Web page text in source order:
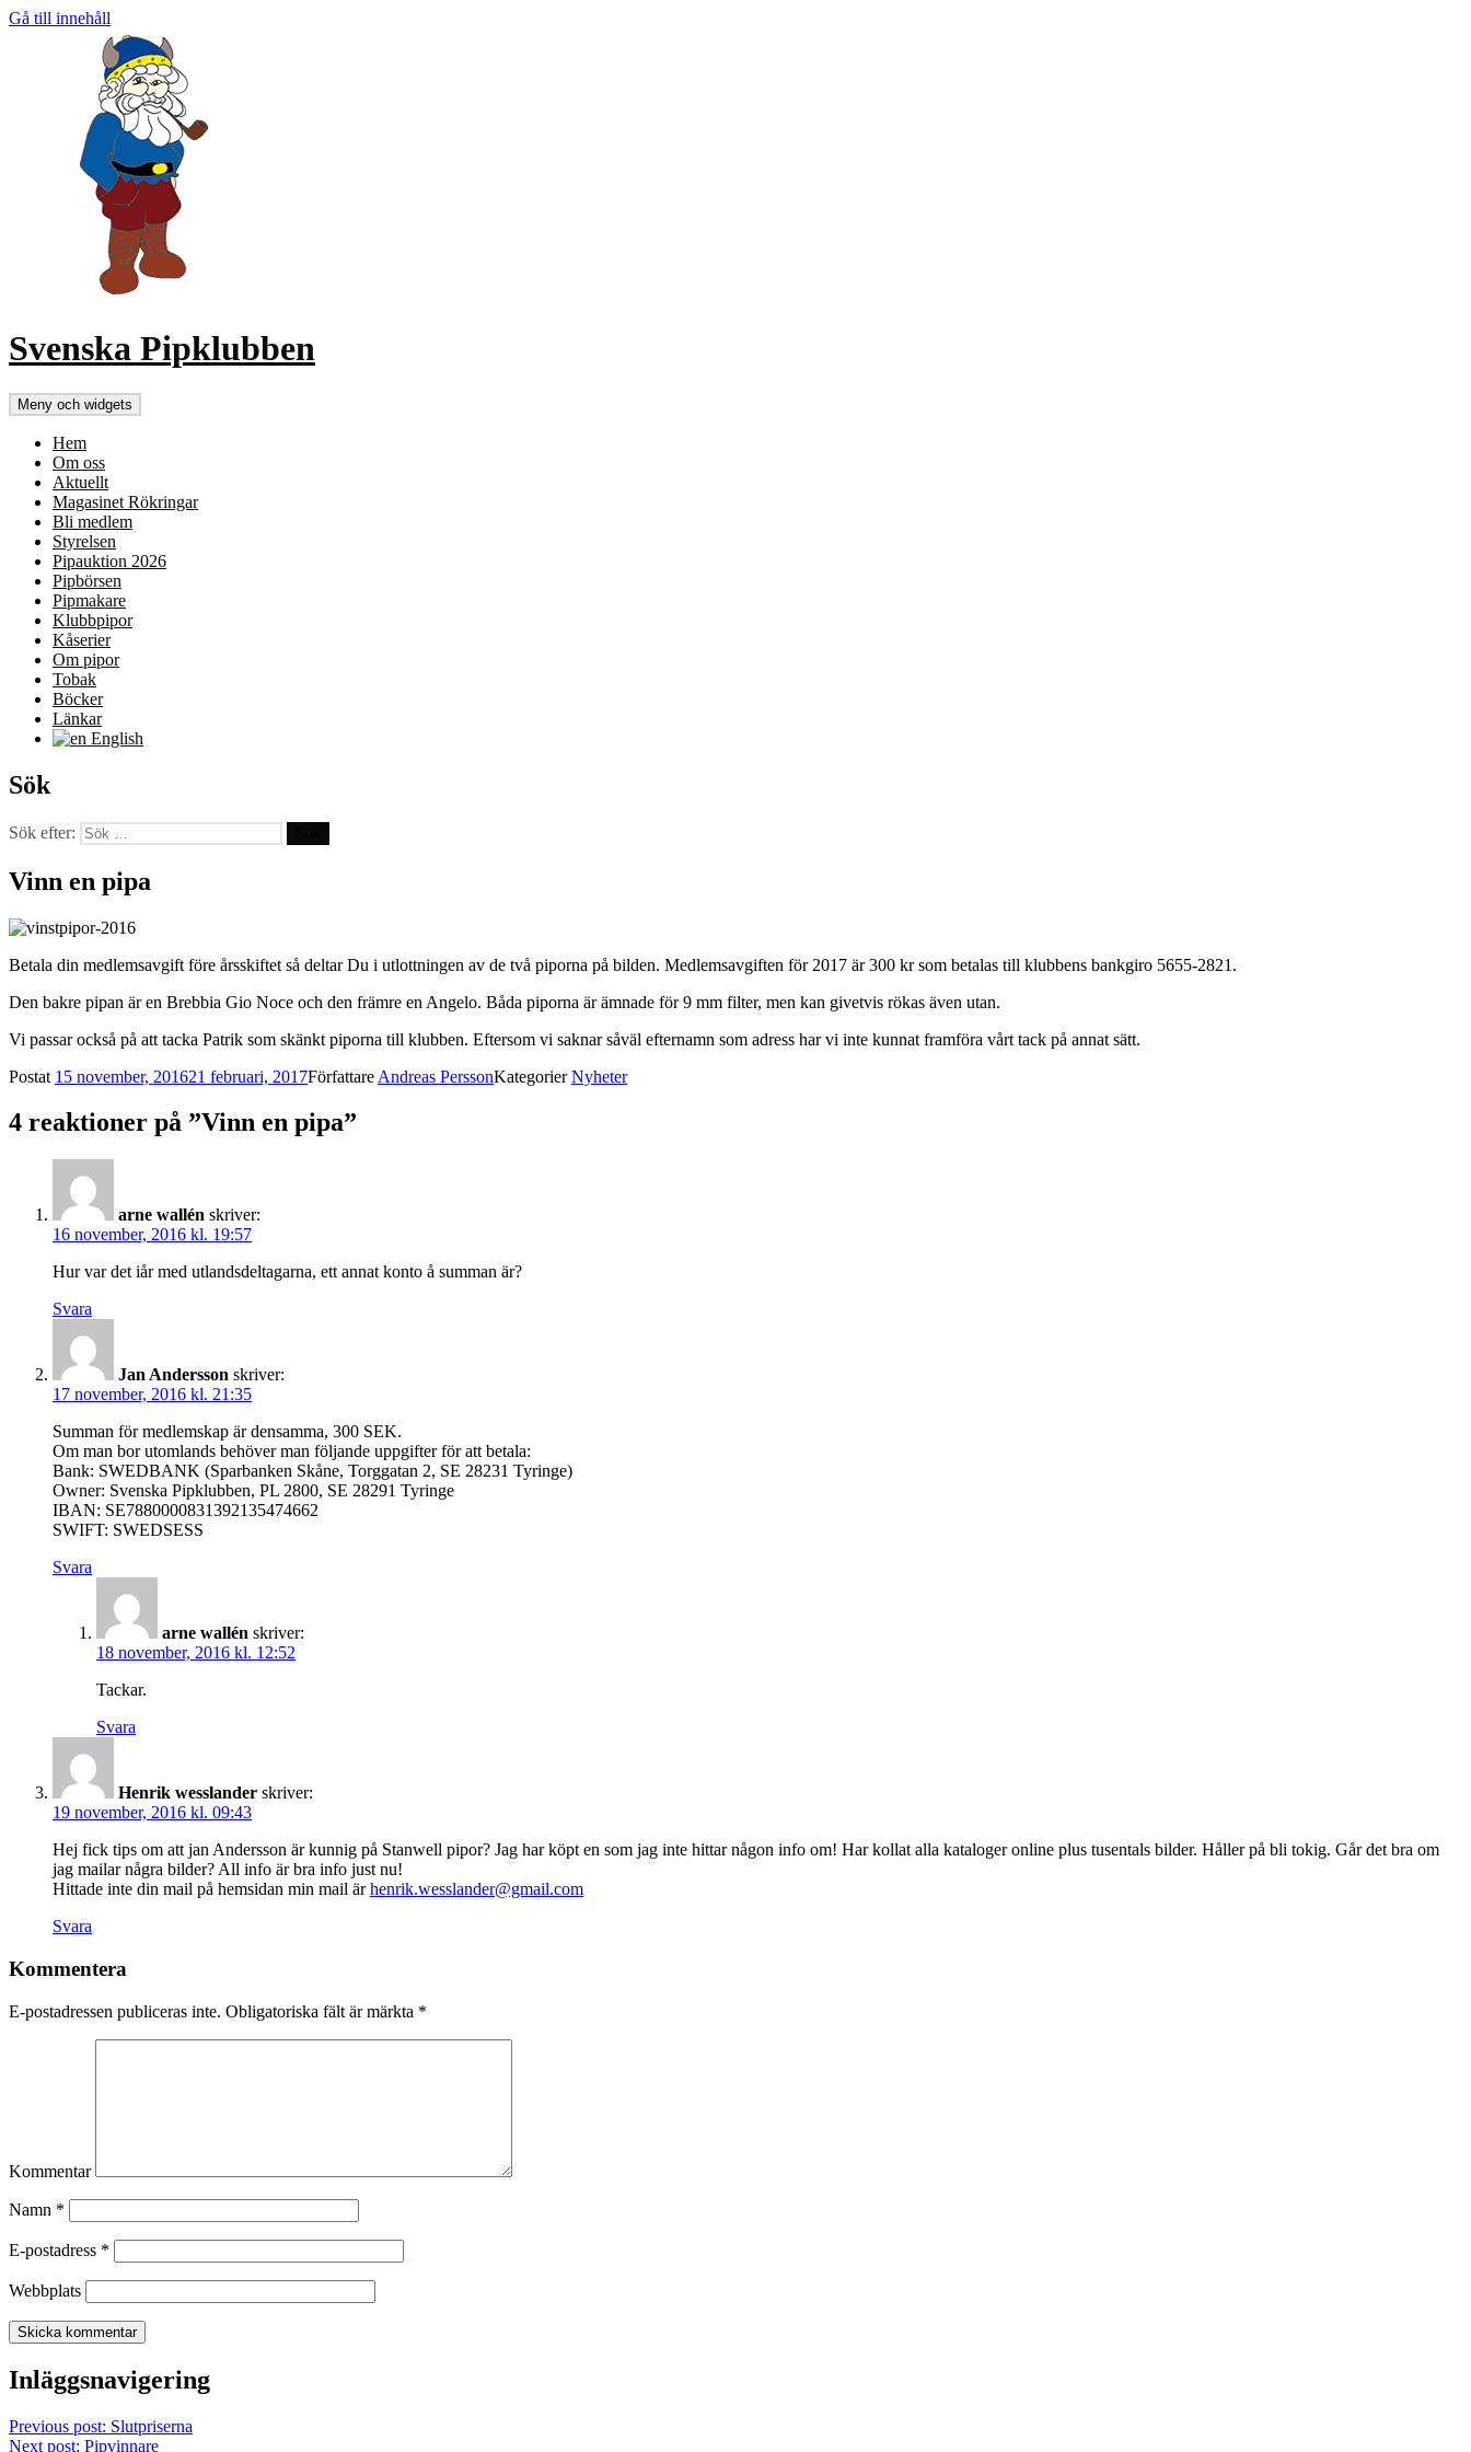
Gå till innehåll
Svenska Pipklubben
Meny och widgets
Hem
Om oss
Aktuellt
Magasinet Rökringar
Bli medlem
Styrelsen
Pipauktion 2026
Pipbörsen
Pipmakare
Klubbpipor
Kåserier
Om pipor
Tobak
Böcker
Länkar
English
Sök
Sök efter:
Vinn en pipa
Betala din medlemsavgift före årsskiftet så deltar Du i utlottningen av de två piporna på bilden. Medlemsavgiften för 2017 är 300 kr som betalas till klubbens bankgiro 5655-2821.
Den bakre pipan är en Brebbia Gio Noce och den främre en Angelo. Båda piporna är ämnade för 9 mm filter, men kan givetvis rökas även utan.
Vi passar också på att tacka Patrik som skänkt piporna till klubben. Eftersom vi saknar såväl efternamn som adress har vi inte kunnat framföra vårt tack på annat sätt.
Postat 15 november, 201621 februari, 2017Författare Andreas PerssonKategorierNyheter
4 reaktioner på ”Vinn en pipa”
arne wallén skriver:
16 november, 2016 kl. 19:57
Hur var det iår med utlandsdeltagarna, ett annat konto å summan är?
Svara
Jan Andersson skriver:
17 november, 2016 kl. 21:35
Summan för medlemskap är densamma, 300 SEK.
Om man bor utomlands behöver man följande uppgifter för att betala:
Bank: SWEDBANK (Sparbanken Skåne, Torggatan 2, SE 28231 Tyringe)
Owner: Svenska Pipklubben, PL 2800, SE 28291 Tyringe
IBAN: SE7880000831392135474662
SWIFT: SWEDSESS
Svara
arne wallén skriver:
18 november, 2016 kl. 12:52
Tackar.
Svara
Henrik wesslander skriver:
19 november, 2016 kl. 09:43
Hej fick tips om att jan Andersson är kunnig på Stanwell pipor? Jag har köpt en som jag inte hittar någon info om! Har kollat alla kataloger online plus tusentals bilder. Håller på bli tokig. Går det bra om
jag mailar några bilder? All info är bra info just nu!
Hittade inte din mail på hemsidan min mail ärhenrik.wesslander@gmail.com
Svara
Kommentera
E-postadressen publiceras inte. Obligatoriska fält är märkta *
Kommentar
Namn *
E-postadress *
Webbplats
Inläggsnavigering
Previous post: Slutpriserna
Next post: Pipvinnare